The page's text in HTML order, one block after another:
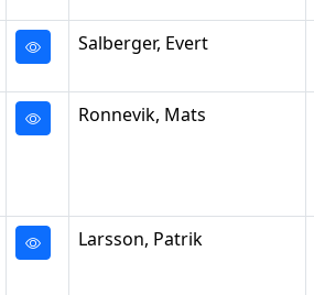
Salberger, Evert
Ronnevik, Mats
Larsson, Patrik